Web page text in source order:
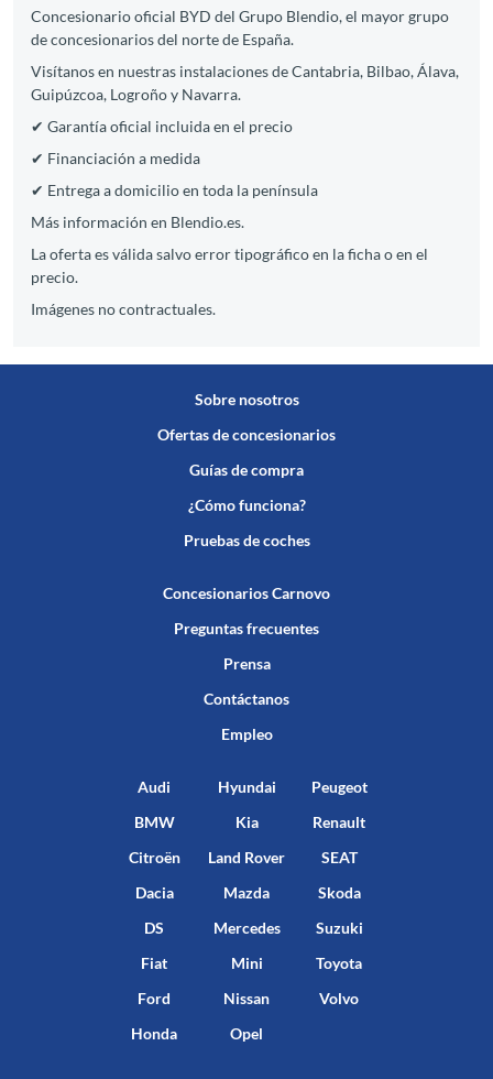
Concesionario oficial BYD del Grupo Blendio, el mayor grupo
de concesionarios del norte de España.
Visítanos en nuestras instalaciones de Cantabria, Bilbao, Álava,
Guipúzcoa, Logroño y Navarra.
✔ Garantía oficial incluida en el precio
✔ Financiación a medida
✔ Entrega a domicilio en toda la península
Más información en Blendio.es.
La oferta es válida salvo error tipográfico en la ficha o en el
precio.
Imágenes no contractuales.
Sobre nosotros
Ofertas de concesionarios
Guías de compra
¿Cómo funciona?
Pruebas de coches
Concesionarios Carnovo
Preguntas frecuentes
Prensa
Contáctanos
Empleo
Audi
BMW
Citroën
Dacia
DS
Fiat
Ford
Honda
Hyundai
Kia
Land Rover
Mazda
Mercedes
Mini
Nissan
Opel
Peugeot
Renault
SEAT
Skoda
Suzuki
Toyota
Volvo